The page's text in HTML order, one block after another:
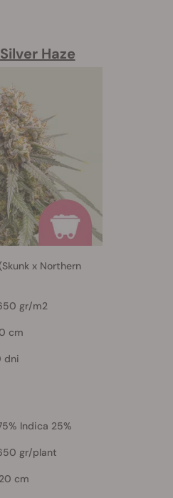
Haze
x Northern
gr/m2
cm
dni
Indica 25%
gr/plant
cm